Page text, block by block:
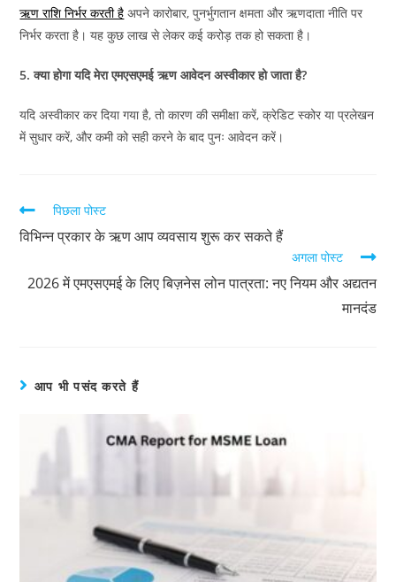
ऋण राशि निर्भर करती है अपने कारोबार, पुनर्भुगतान क्षमता और ऋणदाता नीति पर
निर्भर करता है। यह कुछ लाख से लेकर कई करोड़ तक हो सकता है।
5. क्या होगा यदि मेरा एमएसएमई ऋण आवेदन अस्वीकार हो जाता है?
यदि अस्वीकार कर दिया गया है, तो कारण की समीक्षा करें, क्रेडिट स्कोर या प्रलेखन
में सुधार करें, और कमी को सही करने के बाद पुनः आवेदन करें।
पिछला पोस्ट
विभिन्न प्रकार के ऋण आप व्यवसाय शुरू कर सकते हैं
अगला पोस्ट
2026 में एमएसएमई के लिए बिज़नेस लोन पात्रता: नए नियम और अद्यतन
मानदंड
आप भी पसंद करते हैं